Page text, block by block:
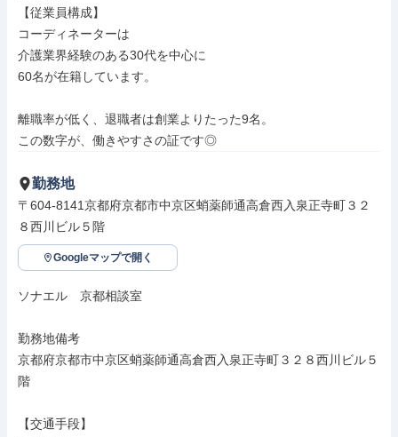
【従業員構成】
コーディネーターは
介護業界経験のある30代を中心に
60名が在籍しています。
離職率が低く、退職者は創業よりたった9名。
この数字が、働きやすさの証です◎
勤務地
〒604-8141京都府京都市中京区蛸薬師通高倉西入泉正寺町３２
８西川ビル５階
Googleマップで開く
ソナエル　京都相談室
勤務地備考
京都府京都市中京区蛸薬師通高倉西入泉正寺町３２８西川ビル５
階
【交通手段】